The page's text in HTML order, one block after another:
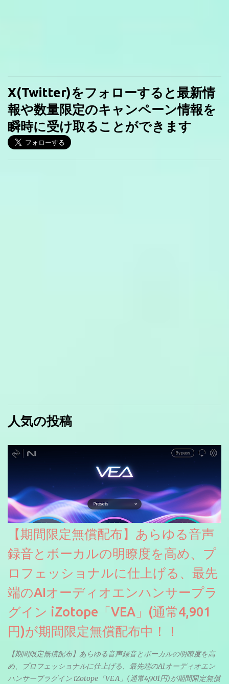
X(Twitter)をフォローすると最新情
報や数量限定のキャンペーン情報を
瞬時に受け取ることができます
人気の投稿
【期間限定無償配布】あらゆる音声
録音とボーカルの明瞭度を高め、プ
ロフェッショナルに仕上げる、最先
端のAIオーディオエンハンサープラ
グイン iZotope「VEA」(通常4,901
円)が期間限定無償配布中！！
【期間限定無償配布】あらゆる音声録音とボーカルの明瞭度を高
め、プロフェッショナルに仕上げる、最先端のAIオーディオエン
ハンサープラグイン iZotope「VEA」(通常4,901円)が期間限定無償